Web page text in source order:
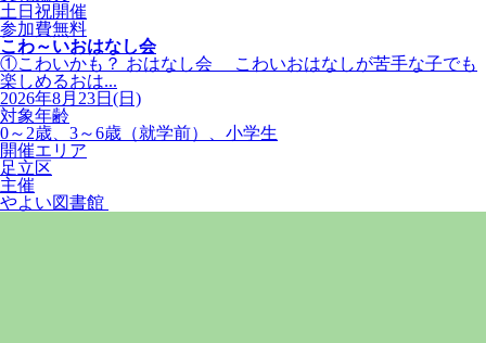
土日祝開催
参加費無料
こわ～いおはなし会
①こわいかも？ おはなし会 こわいおはなしが苦手な子でも
楽しめるおは...
2026年8月23日(日)
対象年齢
0～2歳、3～6歳（就学前）、小学生
開催エリア
足立区
主催
やよい図書館